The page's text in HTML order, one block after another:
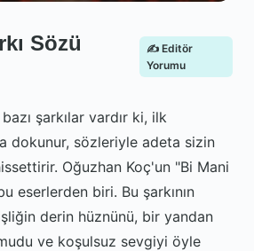
Sözü
✍️ Editör
Yorumu
şarkılar vardır ki, ilk
dokunur, sözleriyle adeta sizin
Oğuzhan Koç'un "Bi Mani
eserlerden biri. Bu şarkının
derin hüznünü, bir yandan
ve koşulsuz sevgiyi öyle